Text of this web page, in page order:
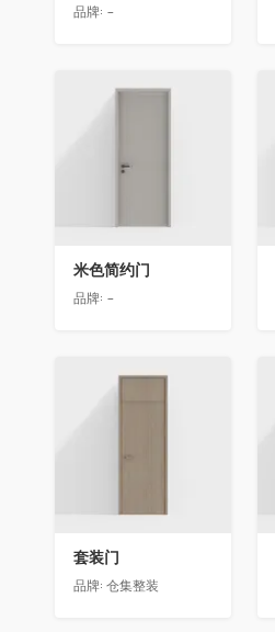
品牌: -
收藏
米色简约门
品牌: -
收藏
套装门
品牌: 仓集整装